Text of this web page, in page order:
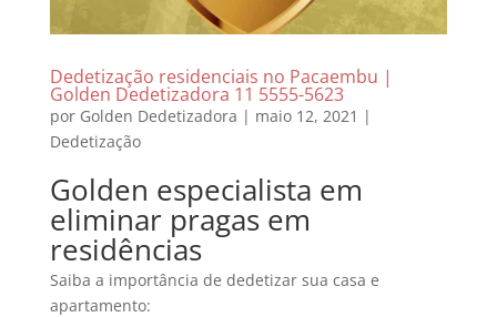
Dedetização residenciais no Pacaembu |
Golden Dedetizadora 11 5555-5623
por Golden Dedetizadora | maio 12, 2021 |
Dedetização
Golden especialista em
eliminar pragas em
residências
Saiba a importância de dedetizar sua casa e
apartamento: